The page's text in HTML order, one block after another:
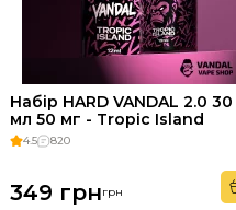
Набір HARD VANDAL 2.0 30
мл 50 мг - Tropic Island
4.5 820
349 грнгрн